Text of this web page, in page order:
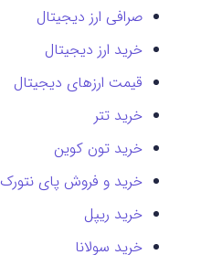
صرافی ارز دیجیتال
خرید ارز دیجیتال
قیمت ارزهای دیجیتال
خرید تتر
خرید تون کوین
خرید و فروش پای نتورک
خرید ریپل
خرید سولانا